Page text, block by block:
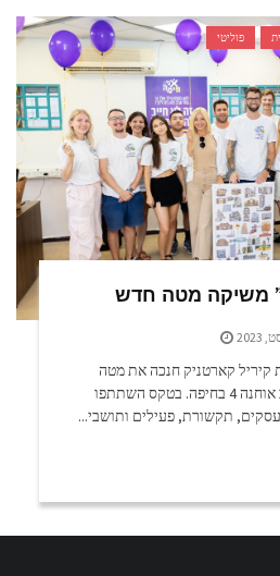
פוליטי
משיקה מטה חדש
קיריל קארטניק חנכה את מטה
הבחירות שלה ברחוב הרב אוחנה 4 בחיפה. בטקס השתתפו